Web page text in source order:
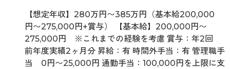
【想定年収】280万円〜385万円（基本給200,000
円〜275,000円+賞与） 【基本給】200,000円〜
275,000円 ※これまでの経験を考慮 賞与：年2回
前年度実績2ヶ月分 昇給：有 時間外手当：有 管理職手
当 0円〜25,000円 通勤手当：100,000円を上限に支